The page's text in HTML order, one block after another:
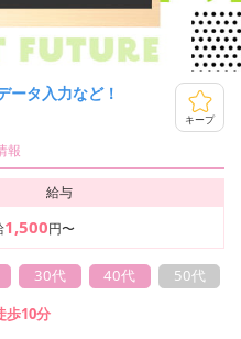
ータ入力など！
キープ
報
給与
1,500円〜
30代 40代
50代
歩10分